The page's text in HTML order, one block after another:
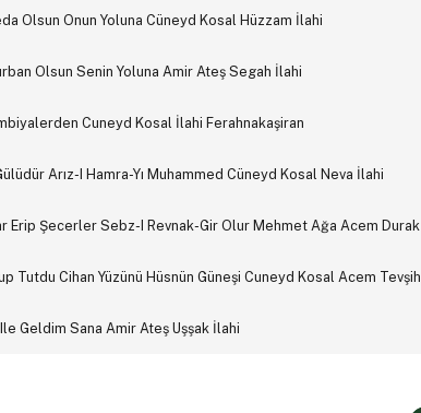
Olsun Onun Yoluna Cüneyd Kosal Hüzzam İlahi
Olsun Senin Yoluna Amir Ateş Segah İlahi
Cuneyd Kosal İlahi Ferahnakaşiran
Arız-I Hamra-Yı Muhammed Cüneyd Kosal Neva İlahi
Erip Şecerler Sebz-I Revnak-Gir Olur Mehmet Ağa Acem Durak
Tutdu Cihan Yüzünü Hüsnün Güneşi Cuneyd Kosal Acem Tevşih
Geldim Sana Amir Ateş Uşşak İlahi